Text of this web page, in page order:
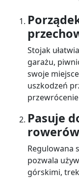
Stojak
garażu,
swoje
uszkodzeń
Pasuje
rowerów
Regulowana
pozwala
górskimi,